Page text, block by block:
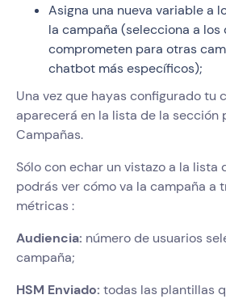
Asigna una nueva variable a
la campaña (selecciona a los
comprometen para otras
chatbot más específicos);
Una vez que hayas configurado tu
aparecerá en la lista de la sección
Campañas.
Sólo con echar un vistazo a la lista
podrás ver cómo va la campaña a
métricas :
Audiencia: número de usuarios
campaña;
HSM Enviado: todas las plantillas